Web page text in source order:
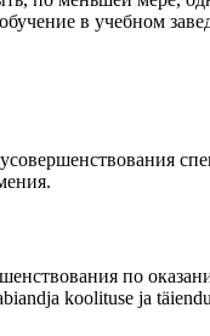
в учебном
по
koolituse ja